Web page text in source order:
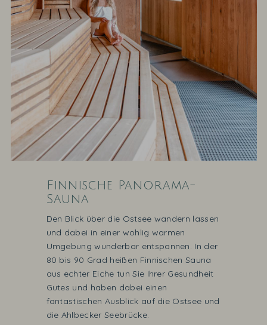
Finnische Panorama-
Sauna
Den Blick über die Ostsee wandern lassen
und dabei in einer wohlig warmen
Umgebung wunderbar entspannen. In der
80 bis 90 Grad heißen Finnischen Sauna
aus echter Eiche tun Sie Ihrer Gesundheit
Gutes und haben dabei einen
fantastischen Ausblick auf die Ostsee und
die Ahlbecker Seebrücke.